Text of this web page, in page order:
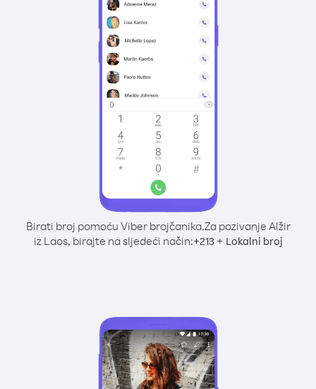
Birati broj pomoću Viber brojčanika.Za pozivanje Alžir
iz Laos, birajte na sljedeći način:+213+ Lokalni broj